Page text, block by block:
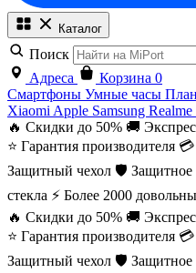
Каталог
Поиск
Адреса Корзина 0
Смартфоны Умные часы
Xiaomi Apple Samsung Realme
🔥 Скидки до 50% 🚚
⭐ Гарантия производителя 💳
Защитный чехол 🛡️ Защитное
стекла ⚡ Более 2000
🔥 Скидки до 50% 🚚
⭐ Гарантия производителя 💳
Защитный чехол 🛡️ Защитное